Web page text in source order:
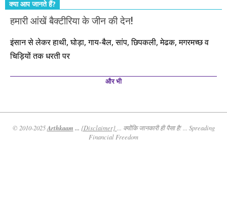
क्या आप जानते हैं?
हमारी आंखें बैक्टीरिया के जीन की देन!
इंसान से लेकर हाथी, घोड़ा, गाय-बैल, सांप, छिपकली, मेढक, मगरमच्छ व
चिड़ियों तक धरती पर
और भी
© 2010-2025Arthkaam ... {Disclaimer}
... क्योंकि जानकारी ही पैसा है! ... Spreading
Financial Freedom